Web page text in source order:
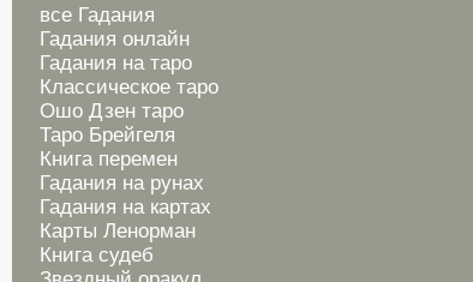
все Гадания
Гадания онлайн
Гадания на таро
Классическое таро
Ошо Дзен таро
Таро Брейгеля
Книга перемен
Гадания на рунах
Гадания на картах
Карты Ленорман
Книга судеб